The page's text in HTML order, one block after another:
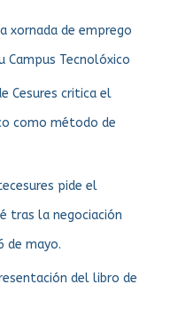
xornada de emprego
Tecnolóxico
Cesures critica el
como método de
pide el
tras la negociación
de mayo.
del libro de